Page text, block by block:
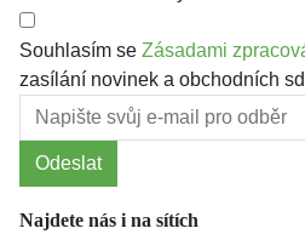
Souhlasím se Zásadami
zasílání novinek a obchodních
Odeslat
Najdete nás i na sítích